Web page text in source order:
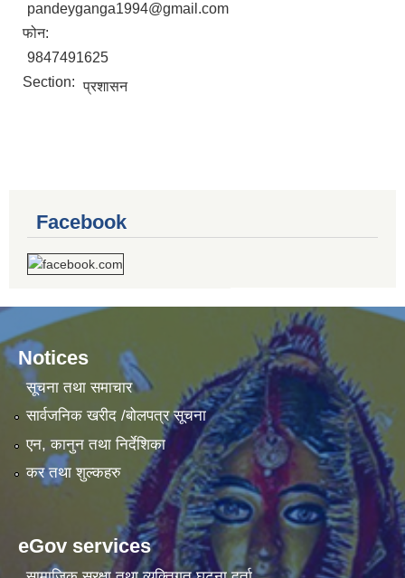
pandeyganga1994@gmail.com
फोन:
9847491625
Section: प्रशासन
Facebook
Notices
सूचना तथा समाचार
सार्वजनिक खरीद /बोलपत्र सूचना
एन, कानुन तथा निर्देशिका
कर तथा शुल्कहरु
eGov services